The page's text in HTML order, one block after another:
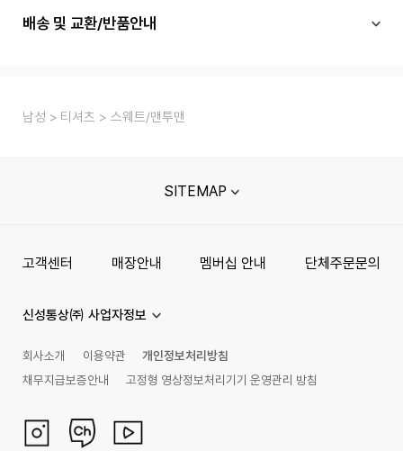
배송 및 교환/반품안내
남성 티셔츠 스웨트/맨투맨
SITEMAP
고객센터 매장안내 멤버십 안내 단체주문문의
신성통상㈜ 사업자정보
회사소개 이용약관
개인정보처리방침
채무지급보증안내
고정형 영상정보처리기기 운영관리 방침